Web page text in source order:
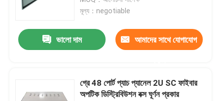
মূল্য：negotiable
ভালো দাম আমাদের সাথে যোগাযোগ
গ্রে 48 পোর্ট প্যাচ প্যানেল 2U SC ফাইবার
অপটিক ডিস্ট্রিবিউশন বক্স ঘূর্ণন প্রকার